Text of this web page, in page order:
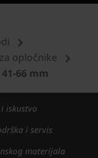
opločnike
66 mm
iskustvo
i servis
materijala